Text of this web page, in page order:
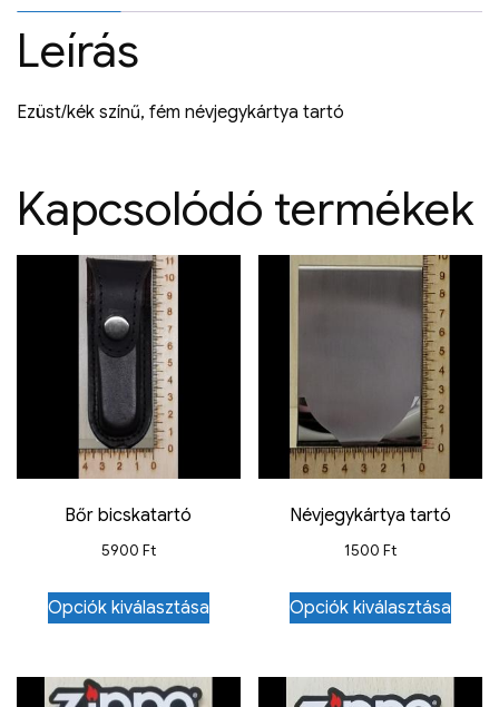
Leírás
Ezüst/kék színű, fém névjegykártya tartó
Kapcsolódó termékek
Bőr bicskatartó
5900 Ft
Opciók kiválasztása
Névjegykártya tartó
1500Ft
Opciók kiválasztása